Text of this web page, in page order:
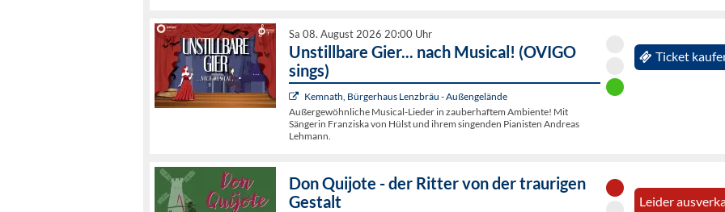
Sa 08. August 2026 20:00 Uhr
Unstillbare Gier... nach Musical! (OVIGO
sings)
Kemnath, Bürgerhaus Lenzbräu - Außengelände
Außergewöhnliche Musical-Lieder in zauberhaftem Ambiente! Mit
Sängerin Franziska von Hülst und ihrem singenden Pianisten Andreas
Lehmann.
Ticket
Don Quijote - der Ritter von der traurigen
Gestalt
Leider